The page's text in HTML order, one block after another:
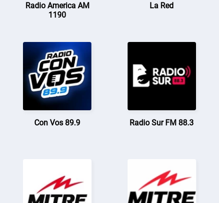
Radio America AM
1190
La Red
Con Vos 89.9 Radio Sur FM 88.3